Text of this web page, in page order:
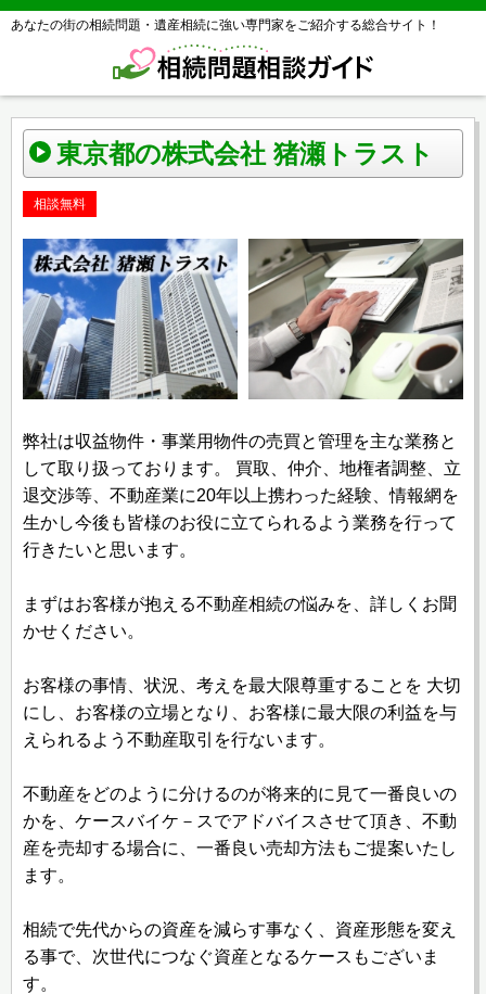
あなたの街の相続問題・遺産相続に強い専門家をご紹介する総合サイト！
東京都の株式会社 猪瀬トラスト
相談無料
弊社は収益物件・事業用物件の売買と管理を主な業務と
して取り扱っております。 買取、仲介、地権者調整、立
退交渉等、不動産業に20年以上携わった経験、情報網を
生かし今後も皆様のお役に立てられるよう業務を行って
行きたいと思います。
まずはお客様が抱える不動産相続の悩みを、詳しくお聞
かせください。
お客様の事情、状況、考えを最大限尊重することを 大切
にし、お客様の立場となり、お客様に最大限の利益を与
えられるよう不動産取引を行ないます。
不動産をどのように分けるのが将来的に見て一番良いの
かを、ケースバイケ－スでアドバイスさせて頂き、不動
産を売却する場合に、一番良い売却方法もご提案いたし
ます。
相続で先代からの資産を減らす事なく、資産形態を変え
る事で、次世代につなぐ資産となるケースもございま
す。